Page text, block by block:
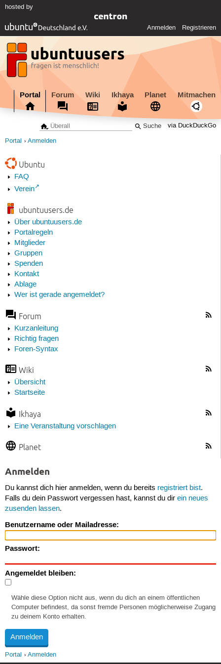
hosted by
Anmelden Registrieren
Portal Forum Wiki Ikhaya Planet Mitmachen
via DuckDuckGo
Portal Anmelden
Ubuntu
FAQ
Verein
ubuntuusers.de
Über ubuntuusers.de
Portalregeln
Mitglieder
Gruppen
Spenden
Kontakt
Ablage
Wer ist gerade angemeldet?
Forum
Kurzanleitung
Richtig fragen
Foren-Syntax
Wiki
Übersicht
Startseite
Ikhaya
Eine Veranstaltung vorschlagen
Planet
Anmelden
Du kannst dich hier anmelden, wenn du bereits registriert bist.
Falls du dein Passwort vergessen hast, kannst du dir ein neues
zusenden lassen.
Benutzername oder Mailadresse:
Passwort:
Angemeldet bleiben:
Wähle diese Option nicht aus, wenn du dich an einem öffentlichen
Computer befindest, da sonst fremde Personen möglicherweise Zugang
zu deinem Konto erhalten.
Portal Anmelden